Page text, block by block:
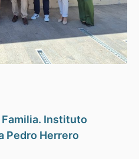
Familia. Instituto
Pedro Herrero